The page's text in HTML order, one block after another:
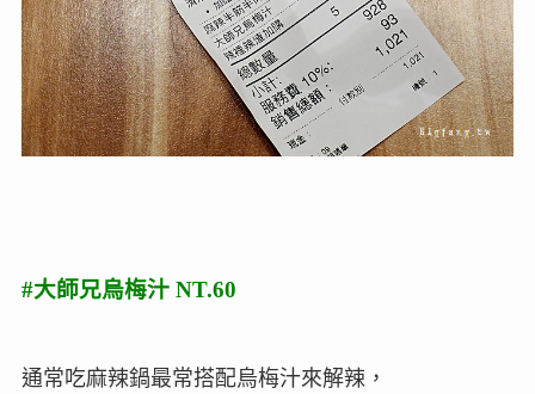
#大師兄烏梅汁 NT.60
通常吃麻辣鍋最常搭配烏梅汁來解辣，